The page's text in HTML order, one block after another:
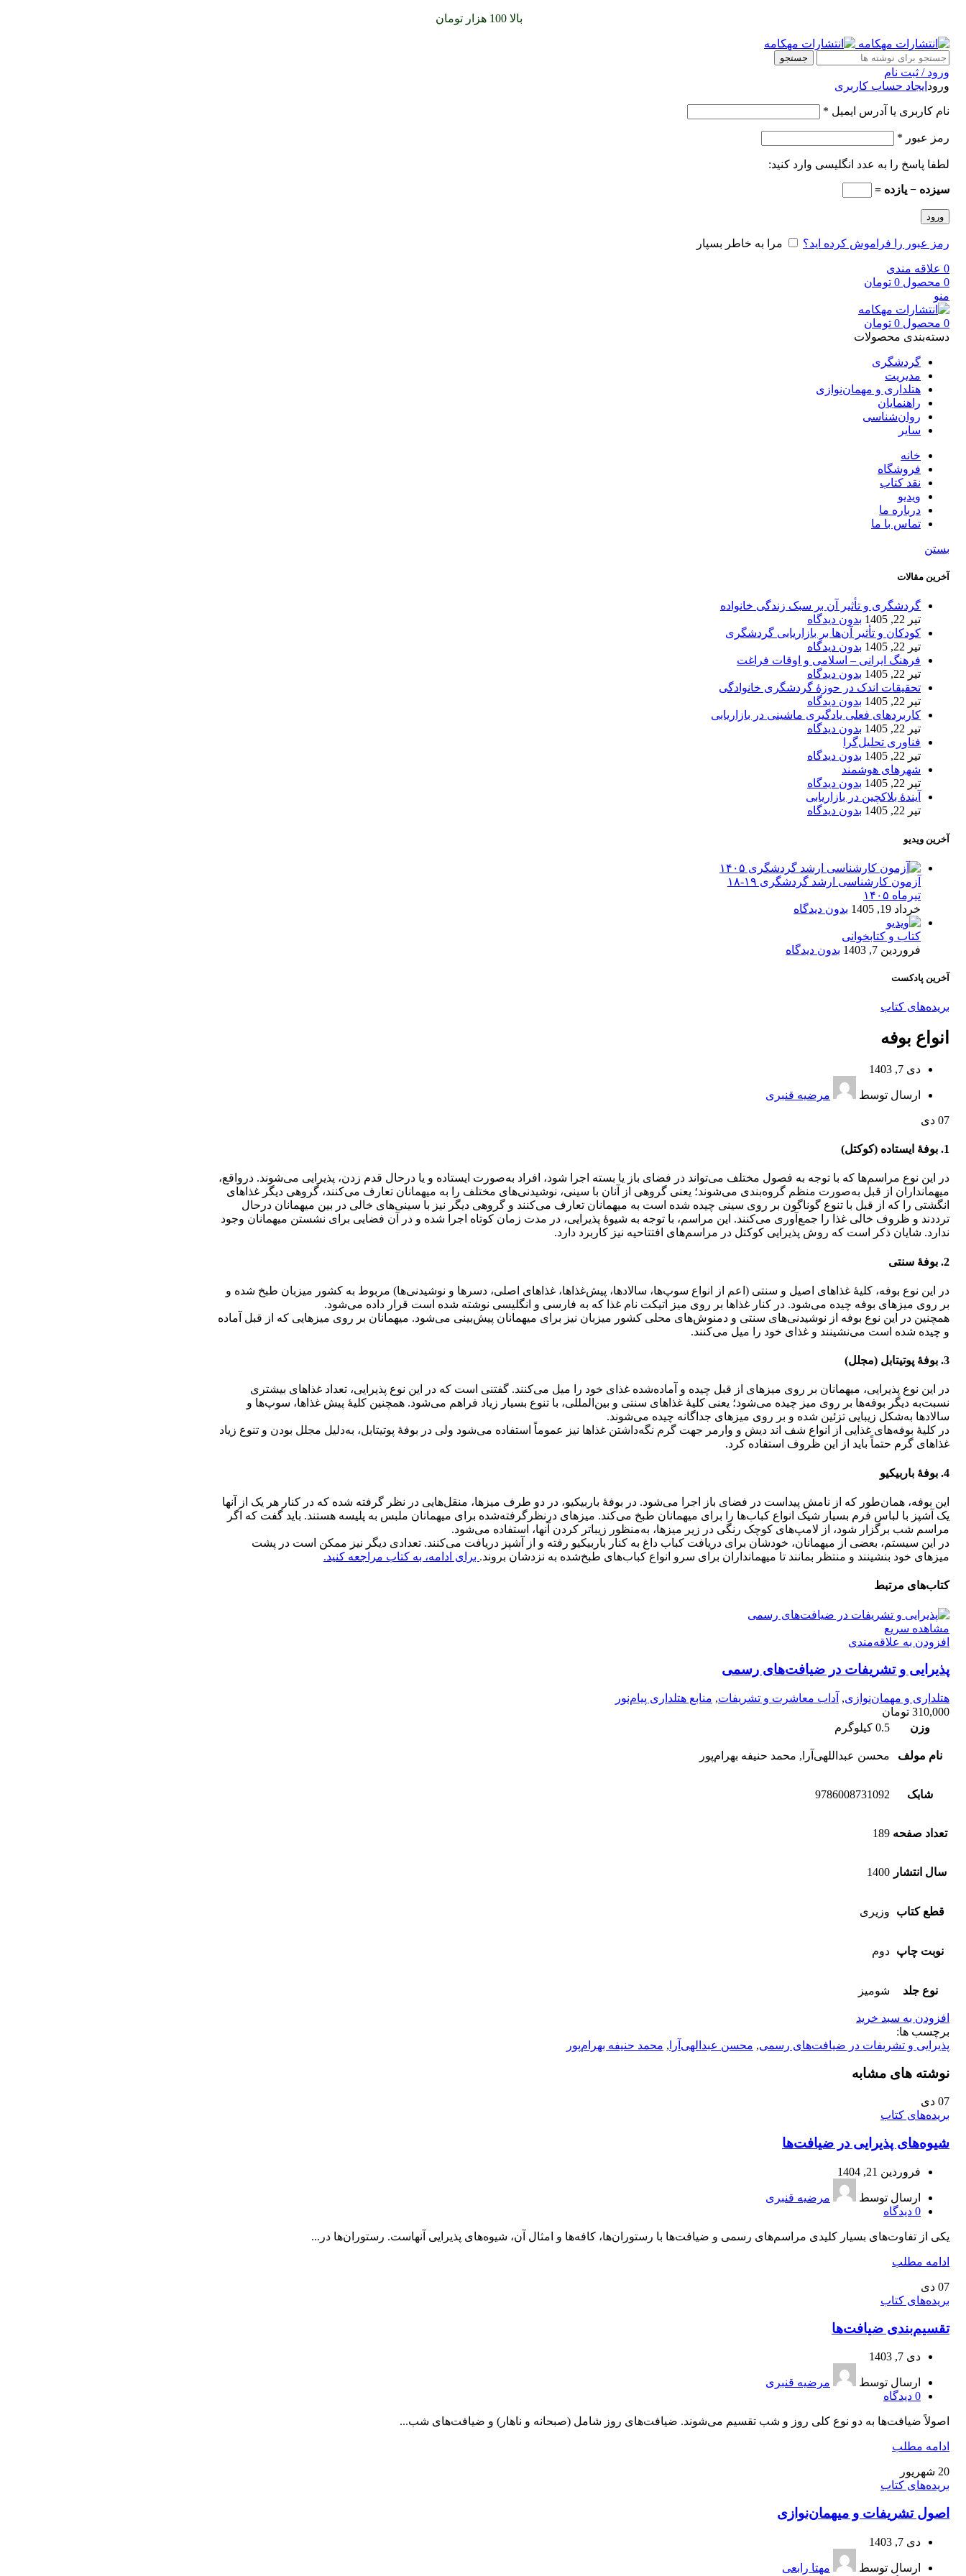
بالا 100 هزار تومان
جستجو
ورود / ثبت نام
ورود ایجاد حساب کاربری
نام کاربری یا آدرس ایمیل *
رمز عبور *
لطفا پاسخ را به عدد انگلیسی وارد کنید:
سیزده − یازده =
ورود
رمز عبور را فراموش کرده اید؟ مرا به خاطر بسپار
0 علاقه مندی
0 محصول 0 تومان
منو
0 محصول 0 تومان
دسته‌بندی محصولات
گردشگری
مدیریت
هتلداری و مهمان‌نوازی
راهنمایان
روان‌شناسی
سایر
خانه
فروشگاه
نقد کتاب
ویدیو
درباره‌ ما
تماس با ما
بریده‌های کتاب
انواع بوفه
دی 7, 1403
ارسال توسط مرضیه قنبری
07 دی
1. بوفۀ ایستاده (کوکتل)
در این نوع مراسم‌ها که با توجه به فصول مختلف می‌تواند در فضای باز یا بسته اجرا شود، افراد به‌صورت ایستاده و یا درحال قدم زدن، پذیرایی می‌شوند. درواقع،
میهمانداران از قبل به‌صورت منظم گروه‌بندی می‌شوند؛ یعنی گروهی از آنان با سینی، نوشیدنی‌های مختلف را به میهمانان تعارف می‌کنند، گروهی دیگر غذاهای
انگشتی را که از قبل با تنوع گوناگون بر روی سینی چیده شده است به میهمانان تعارف می‌کنند و گروهی دیگر نیز با سینی‌های خالی در بین میهمانان درحال
ترددند و ظروف خالی غذا را جمع‌آوری می‌کنند. این مراسم، با توجه به شیوۀ پذیرایی، در مدت زمان کوتاه اجرا شده و در آن فضایی برای نشستن میهمانان وجود
ندارد. شایان ذکر است که روش پذیرایی کوکتل در مراسم‌های افتتاحیه نیز کاربرد دارد.
2. بوفۀ سنتی
در این نوع بوفه، کلیۀ غذاهای اصیل و سنتی (اعم از انواع سوپ‌ها، سالادها، پیش‌غذاها، غذاهای اصلی، دسرها و نوشیدنی‌ها) مربوط به کشور میزبان طبخ شده و
بر روی میزهای بوفه چیده می‌شود. در کنار غذاها بر روی میز اتیکت نام غذا که به فارسی و انگلیسی نوشته شده است قرار داده می‌شود.
همچنین در این نوع بوفه از نوشیدنی‌های سنتی و دمنوش‌های محلی کشور میزبان نیز برای میهمانان پیش‌بینی می‌شود. میهمانان بر روی میزهایی که از قبل آماده
و چیده شده است می‌نشینند و غذای خود را میل می‌کنند.
3. بوفۀ‌ پوتیتابل (مجلل)
در این نوع پذیرایی، میهمانان بر روی میزهای از قبل چیده و آماده‌شده غذای خود را میل می‌کنند. گفتنی است که در این نوع پذیرایی، تعداد غذاهای بیشتری
نسبت‌به دیگر بوفه‌ها بر روی میز چیده می‌شود؛ یعنی کلیۀ غذاهای سنتی و بین‌المللی، با تنوع بسیار زیاد فراهم می‌شود. همچنین کلیۀ پیش غذاها، سوپ‌ها و
سالادها به‌شکل زیبایی تزئین شده و بر روی میزهای جداگانه چیده می‌شوند.
در کلیۀ بوفه‌های غذایی از انواع شف اند دیش و وارمر جهت گرم نگه‌داشتن غذاها نیز عموماً استفاده می‌شود ولی در بوفۀ پوتیتابل، به‌دلیل مجلل بودن و تنوع زیاد
غذاهای گرم حتماً باید از این ظروف استفاده کرد.
4. بوفۀ باربیکیو
این بوفه، همان‌طور که از نامش پیداست در فضای باز اجرا می‌شود. در بوفۀ باربیکیو، در دو طرف میزها، منقل‌هایی در نظر گرفته شده که در کنار هر یک از آنها
یک آشپز با لباس فرم بسیار شیک انواع کباب‌ها را برای میهمانان طبخ می‌کند. میزهای درنظرگرفته‌شده برای میهمانان ملبس به پلیسه هستند. باید گفت که اگر
مراسم شب برگزار شود، از لامپ‌های کوچک رنگی در زیر میزها، به‌منظور زیباتر کردن آنها، استفاده می‌شود.
در این سیستم، بعضی از میهمانان، خودشان برای دریافت کباب داغ به کنار باربیکیو رفته و از آشپز دریافت می‌کنند. تعدادی دیگر نیز ممکن است در پشت
میزهای خود بنشینند و منتظر بمانند تا میهمانداران برای سرو انواع کباب‌های طبخ‌شده به نزدشان بروند. برای ادامه، به کتاب مراجعه کنید.
کتاب‌های مرتبط
مشاهده سریع
افزودن به علاقه‌مندی
پذیرایی و تشریفات در ضیافت‌های رسمی
هتلداری و مهمان‌نوازی, آداب معاشرت و تشریفات, منابع هتلداری پیام‌نور
310,000 تومان
وزن
0.5 کیلوگرم
نام مولف محسن عبداللهی‌آرا, محمد حنیفه بهرام‌پور
شابک 9786008731092
تعداد صفحه 189
سال انتشار 1400
قطع کتاب وزیری
نوبت چاپ دوم
نوع جلد شومیز
افزودن به سبد خرید
برچسب ها:
پذیرایی و تشریفات در ضیافت‌های رسمی, محسن عبدالهی‌آرا , محمد حنیفه بهرام‌پور
نوشته های مشابه
07 دی
بریده‌های کتاب
شیوه‌ها‌ی پذیرایی در ضیافت‌ها
فروردین 21, 1404
ارسال توسط
مرضیه قنبری
0 دیدگاه
یکی از تفاوت‌های بسیار کلیدی مراسم‌های رسمی و ضیافت‌ها با رستوران‌ها، کافه‌ها و امثال آن، شیوه‌های پذیرایی آنهاست. رستوران‌ها در...
ادامه مطلب
07 دی
بریده‌های کتاب
تقسیم‌بندی ضیافت‌ها
دی 7, 1403
ارسال توسط
مرضیه قنبری
0 دیدگاه
اصولاً ضیافت‌ها به دو نوع کلی روز و شب تقسیم می‌شوند. ضیافت‌های روز شامل (صبحانه و ناهار) و ضیافت‌های شب...
ادامه مطلب
20 شهریور
بریده‌های کتاب
اصول تشریفات و میهمان‌‌نوازی
دی 7, 1403
ارسال توسط
مهتا رابعی
بستن
آخرین مقالات
گردشگری و تأثیر آن بر سبک زندگی خانواده
تیر 22, 1405
بدون دیدگاه
کودکان و تأثیر آن‌ها بر بازاریابی گردشگری
تیر 22, 1405
بدون دیدگاه
فرهنگ ایرانی – اسلامی و اوقات فراغت
تیر 22, 1405
بدون دیدگاه
تحقیقات اندک در حوزۀ گردشگری خانوادگی
تیر 22, 1405
بدون دیدگاه
کاربردهای فعلی یادگیری ماشینی در بازاریابی
تیر 22, 1405
بدون دیدگاه
فناوری تحلیل‌گرا
تیر 22, 1405
بدون دیدگاه
شهرهای هوشمند
تیر 22, 1405
بدون دیدگاه
آیندۀ بلاکچین در بازاریابی
تیر 22, 1405
بدون دیدگاه
آخرین ویدیو
آزمون کارشناسی ارشد گردشگری ۱۹-۱۸
تیرماه ۱۴۰۵
خرداد 19, 1405
بدون دیدگاه
کتاب و کتابخوانی
فروردین 7, 1403
بدون دیدگاه
آخرین پادکست